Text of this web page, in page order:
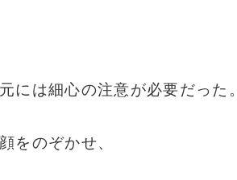
には細心の注意が必要だった。
をのぞかせ、